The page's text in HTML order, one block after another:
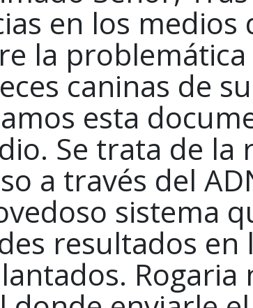
en los medios
la
caninas de
esta
Se trata de la
a través del
sistema
resultados en
Rogaria